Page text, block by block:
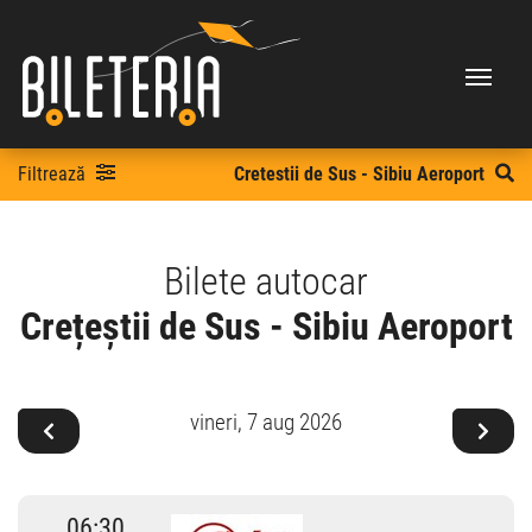
Filtrează Cretestii de Sus - Sibiu Aeroport
Bilete autocar
Crețeștii de Sus - Sibiu Aeroport
vineri, 7 aug 2026